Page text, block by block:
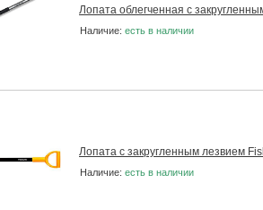
Лопата облегченная с
Наличие: есть в наличии
Лопата с закругленным лезвием
Наличие: есть в наличии